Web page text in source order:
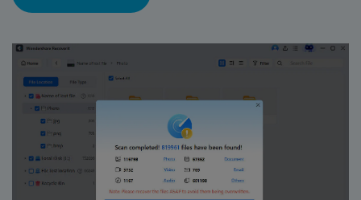
Recoverit Gratis
Recupera datos perdidos/eliminados gratis
Pruébalo Gratis